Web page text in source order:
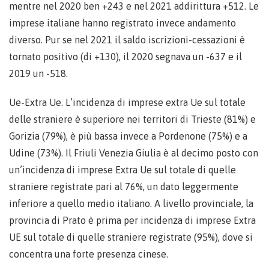
mentre nel 2020 ben +243 e nel 2021 addirittura +512. Le
imprese italiane hanno registrato invece andamento
diverso. Pur se nel 2021 il saldo iscrizioni-cessazioni è
tornato positivo (di +130), il 2020 segnava un -637 e il
2019 un -518.
Ue-Extra Ue. L’incidenza di imprese extra Ue sul totale
delle straniere è superiore nei territori di Trieste (81%) e
Gorizia (79%), è più bassa invece a Pordenone (75%) e a
Udine (73%). Il Friuli Venezia Giulia è al decimo posto con
un’incidenza di imprese Extra Ue sul totale di quelle
straniere registrate pari al 76%, un dato leggermente
inferiore a quello medio italiano. A livello provinciale, la
provincia di Prato è prima per incidenza di imprese Extra
UE sul totale di quelle straniere registrate (95%), dove si
concentra una forte presenza cinese.